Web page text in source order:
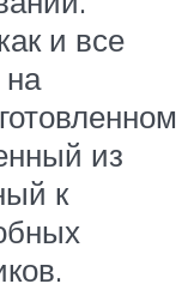
и все
на
из
к